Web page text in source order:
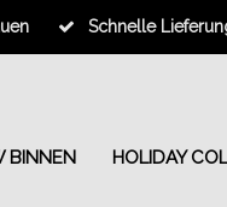
Schnelle
BINNEN HOLIDAY